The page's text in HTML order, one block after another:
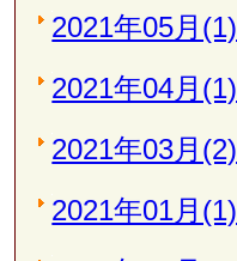
2021年05月(1)
2021年04月(1)
2021年03月(2)
2021年01月(1)